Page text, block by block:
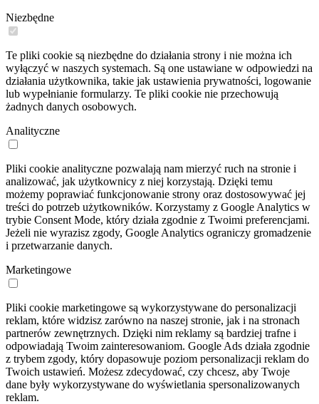
Niezbędne
Te pliki cookie są niezbędne do działania strony i nie można ich
wyłączyć w naszych systemach. Są one ustawiane w odpowiedzi na
działania użytkownika, takie jak ustawienia prywatności, logowanie
lub wypełnianie formularzy. Te pliki cookie nie przechowują
żadnych danych osobowych.
Analityczne
Pliki cookie analityczne pozwalają nam mierzyć ruch na stronie i
analizować, jak użytkownicy z niej korzystają. Dzięki temu
możemy poprawiać funkcjonowanie strony oraz dostosowywać jej
treści do potrzeb użytkowników. Korzystamy z Google Analytics w
trybie Consent Mode, który działa zgodnie z Twoimi preferencjami.
Jeżeli nie wyrazisz zgody, Google Analytics ograniczy gromadzenie
i przetwarzanie danych.
Marketingowe
Pliki cookie marketingowe są wykorzystywane do personalizacji
reklam, które widzisz zarówno na naszej stronie, jak i na stronach
partnerów zewnętrznych. Dzięki nim reklamy są bardziej trafne i
odpowiadają Twoim zainteresowaniom. Google Ads działa zgodnie
z trybem zgody, który dopasowuje poziom personalizacji reklam do
Twoich ustawień. Możesz zdecydować, czy chcesz, aby Twoje
dane były wykorzystywane do wyświetlania spersonalizowanych
reklam.